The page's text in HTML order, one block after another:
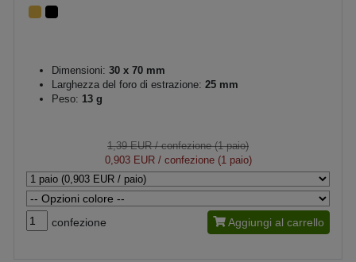
Dimensioni: 30 x 70 mm
Larghezza del foro di estrazione: 25 mm
Peso: 13 g
1,39 EUR/ confezione (1 paio)
0,903 EUR/ confezione (1 paio)
confezione Aggiungi al carrello